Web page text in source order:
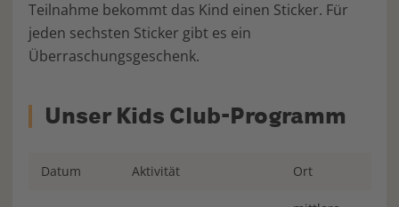
Teilnahme bekommt das Kind einen Sticker. Für
jeden sechsten Sticker gibt es ein
Überraschungsgeschenk.
Unser Kids Club-Programm
Datum Aktivität Ort